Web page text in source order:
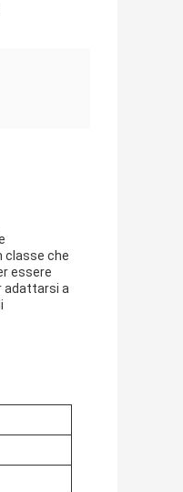
classe che
essere
adattarsi a